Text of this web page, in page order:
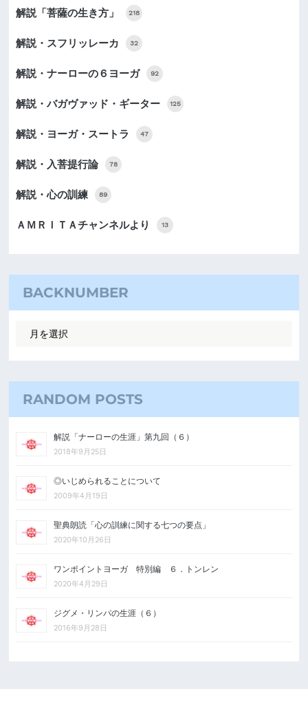
解説「菩薩の生き方」 218
解説・スフリッレーカ 32
解説・ナーローの６ヨーガ 92
解説・バガヴァッド・ギーター 125
解説・ヨーガ・スートラ 47
解説・入菩提行論 78
解説・心の訓練 89
ＡＭＲＩＴＡチャンネルより 13
BACKNUMBER
RANDOM POSTS
解説「ナーローの生涯」第九回（６）
2018年9月25日
◎いじめられることについて
2009年4月19日
聖典朗読「心の訓練に関する七つの要点」
2020年10月26日
ワンポイントヨーガ 特別編 ６．トンレン
2020年4月29日
ジグメ・リンパの生涯（６）
2016年9月28日